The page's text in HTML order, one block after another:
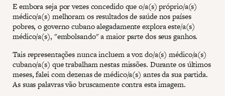
E embora seja por vezes concedido que o/a(s) próprio/a(s)
médico/a(s) melhoram os resultados de saúde nos países
pobres, o governo cubano alegadamente explora este/a(s)
médico/a(s), "embolsando" a maior parte dos seus ganhos.
Tais representações nunca incluem a voz do/a(s) médico/a(s)
cubano/a(s) que trabalham nestas missões. Durante os últimos
meses, falei com dezenas de médico/a(s) antes da sua partida.
As suas palavras vão bruscamente contra esta imagem.